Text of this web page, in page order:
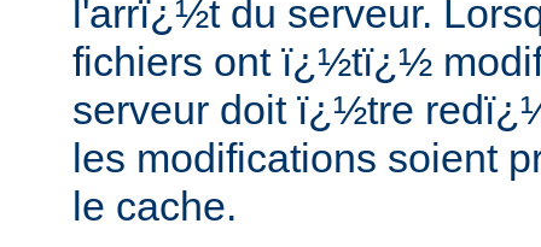
l'arrï¿½t du serveur.
fichiers ont ï¿½tï¿½
serveur doit ï¿½tre
les modifications soient
le cache.